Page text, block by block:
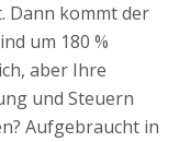
Dann kommt der
um 180 %
aber Ihre
und Steuern
Aufgebraucht in